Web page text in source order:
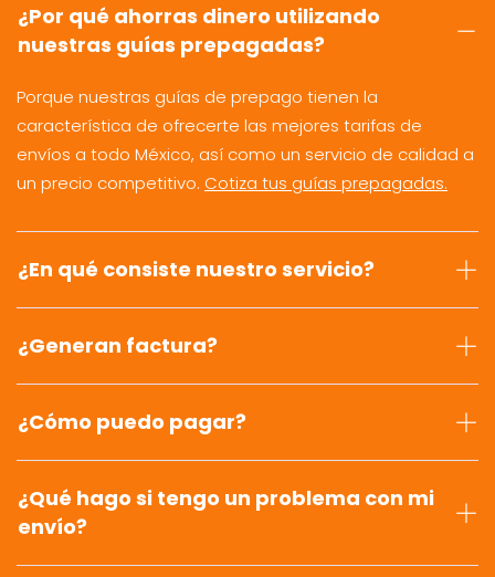
¿Por qué ahorras dinero utilizando
nuestras guías prepagadas?
Porque nuestras guías de prepago tienen la
característica de ofrecerte las mejores tarifas de
envíos a todo México, así como un servicio de calidad a
un precio competitivo. Cotiza tus guías prepagadas.
¿En qué consiste nuestro servicio?
¿Generan factura?
¿Cómo puedo pagar?
¿Qué hago si tengo un problema con mi
envío?